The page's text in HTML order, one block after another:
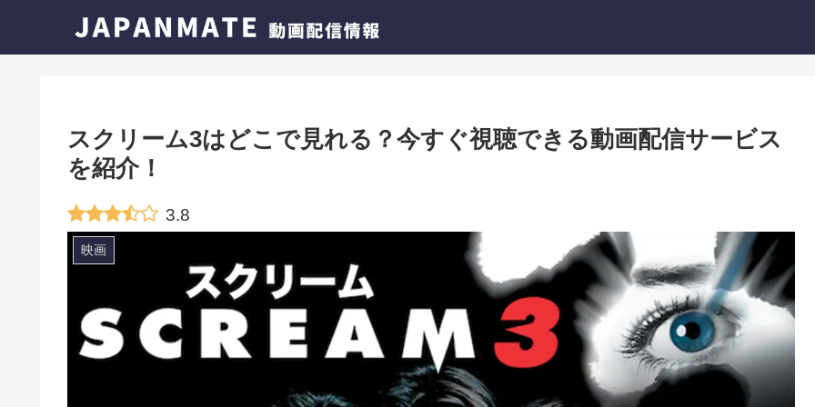
スクリーム3はどこで見れる？今すぐ視聴できる動画配信サービス
を紹介！
3.8
映画